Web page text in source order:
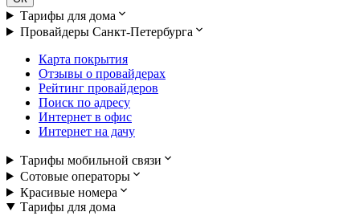
Тарифы для дома
Провайдеры Санкт-Петербурга
Карта покрытия
Отзывы о провайдерах
Рейтинг провайдеров
Поиск по адресу
Интернет в офис
Интернет на дачу
Тарифы мобильной связи
Сотовые операторы
Красивые номера
Тарифы для дома